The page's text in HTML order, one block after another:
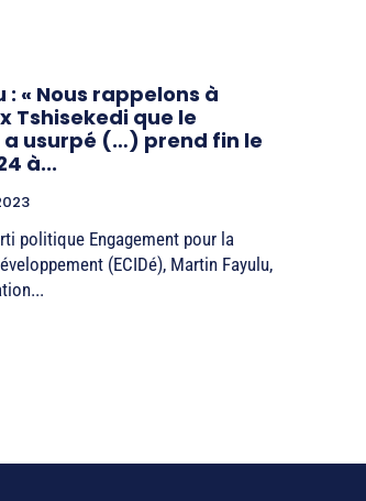
: « Nous rappelons à
Tshisekedi que le
a usurpé (…) prend fin le
à...
politique Engagement pour la
(ECIDé), Martin Fayulu,